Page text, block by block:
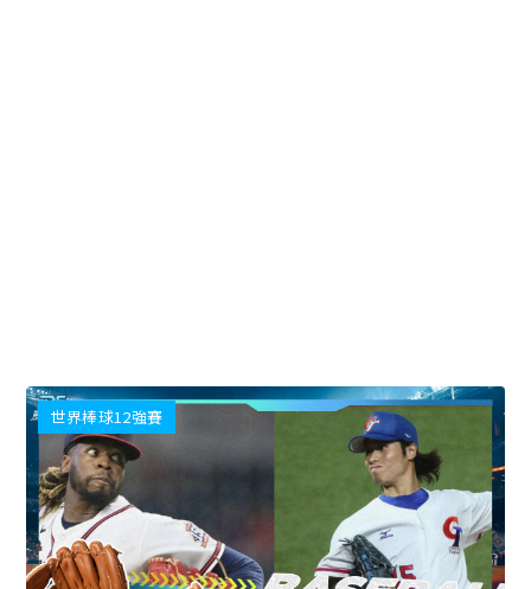
世界棒球12強賽